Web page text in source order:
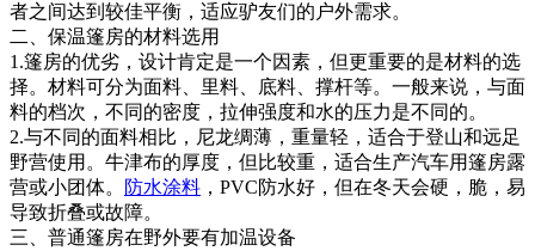
者之间达到较佳平衡，适应驴友们的户外需求。
二、保温篷房的材料选用
1.篷房的优劣，设计肯定是一个因素，但更重要的是材料的选
择。材料可分为面料、里料、底料、撑杆等。一般来说，与面
料的档次，不同的密度，拉伸强度和水的压力是不同的。
2.与不同的面料相比，尼龙绸薄，重量轻，适合于登山和远足
野营使用。牛津布的厚度，但比较重，适合生产汽车用篷房露
营或小团体。
防水涂料 ，PVC防水好，但在冬天会硬，脆，易
导致折叠或故障。
三、普通篷房在野外要有加温设备